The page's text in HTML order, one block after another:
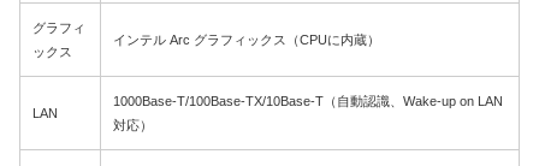
グラフィ
ックス
インテル Arc グラフィックス（CPUに内蔵）
LAN
1000Base-T/100Base-TX/10Base-T（自動認識、Wake-up on LAN
対応）